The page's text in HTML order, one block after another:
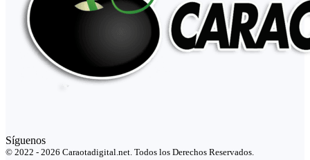
Síguenos
© 2022 - 2026 Caraotadigital.net. Todos los Derechos Reservados.